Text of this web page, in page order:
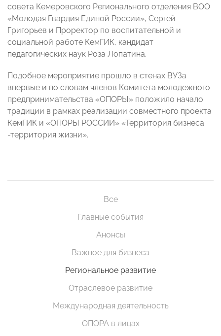
совета Кемеровского Регионального отделения ВОО
«Молодая Гвардия Единой России», Сергей
Григорьев и Проректор по воспитательной и
социальной работе КемГИК, кандидат
педагогических наук Роза Лопатина.
Подобное мероприятие прошло в стенах ВУЗа
впервые и по словам членов Комитета молодежного
предпринимательства «ОПОРЫ» положило начало
традиции в рамках реализации совместного проекта
КемГИК и «ОПОРЫ РОССИИ» «Территория бизнеса
-территория жизни».
Все
Главные события
Анонсы
Важное для бизнеса
Региональное развитие
Отраслевое развитие
Международная деятельность
ОПОРА в лицах